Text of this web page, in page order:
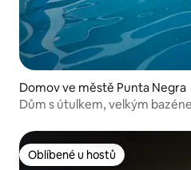
Domov ve městě Punta Negra
Dům s útulkem, velkým
Oblíbené u hostů
Oblíbené u hostů